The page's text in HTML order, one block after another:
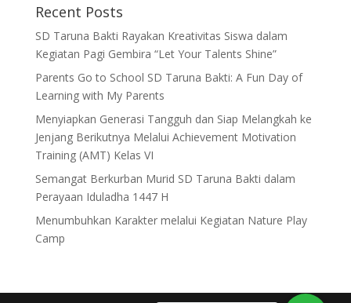
Recent Posts
SD Taruna Bakti Rayakan Kreativitas Siswa dalam
Kegiatan Pagi Gembira “Let Your Talents Shine”
Parents Go to School SD Taruna Bakti: A Fun Day of
Learning with My Parents
Menyiapkan Generasi Tangguh dan Siap Melangkah ke
Jenjang Berikutnya Melalui Achievement Motivation
Training (AMT) Kelas VI
Semangat Berkurban Murid SD Taruna Bakti dalam
Perayaan Iduladha 1447 H
Menumbuhkan Karakter melalui Kegiatan Nature Play
Camp